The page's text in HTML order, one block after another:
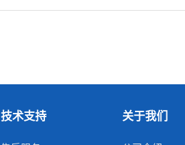
技术支持 关于我们